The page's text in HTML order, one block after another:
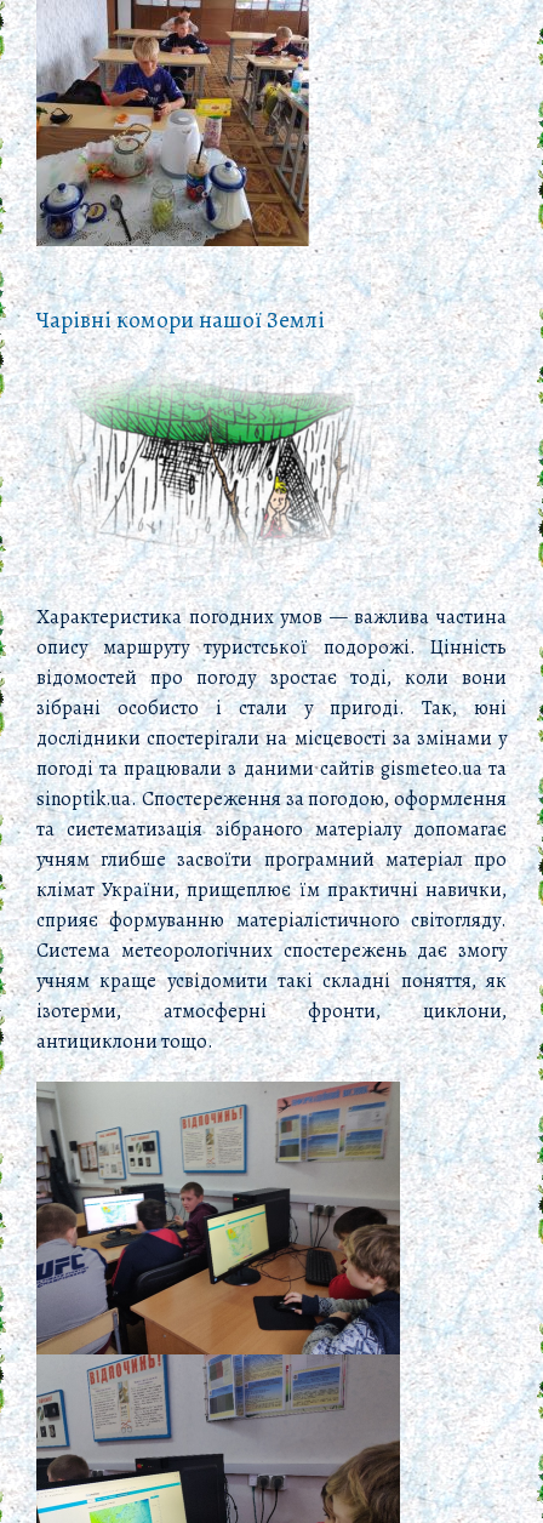
Чарівні комори нашої Землі
Характеристика погодних умов — важлива частина
опису маршруту туристської подорожі. Цінність
відомостей про погоду зростає тоді, коли вони
зібрані особисто і стали у пригоді. Так, юні
дослідники спостерігали на місцевості за змінами у
погоді та працювали з даними сайтів gismeteo.ua та
sinoptik.ua. Спостереження за погодою, оформлення
та систематизація зібраного матеріалу допомагає
учням глибше засвоїти програмний матеріал про
клімат України, прищеплює їм практичні навички,
сприяє формуванню матеріалістичного світогляду.
Система метеорологічних спостережень дає змогу
учням краще усвідомити такі складні поняття, як
ізотерми, атмосферні фронти, циклони,
антициклони тощо.